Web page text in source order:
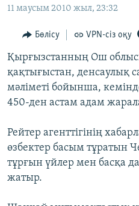
to
Navigation
Skip
to
Search
ҚАҢТАР ОҚИҒАСЫ
АДАМ ҚҰҚЫҚТАРЫ
ӘЛЕУМЕТ
ӘЛЕМ
АРНАЙЫ ЖОБАЛАР
Русский
ЖАЗЫЛЫҢЫЗ
11 маусым 2010 жыл, 23:32
Бөлісу VPN-сіз оқу
Қырғызстанның Ош
қақтығыстан, денсаулық
мәліметі бойынша,
450-ден астам адам
Рейтер агенттігінің
өзбектер басым тұратын
тұрғын үйлер мен басқа
жатыр.